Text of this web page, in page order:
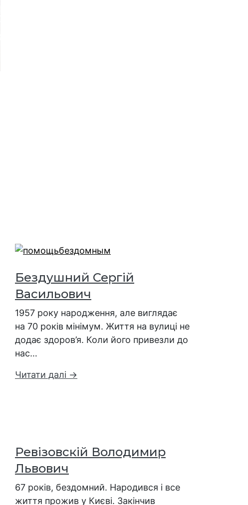
Бездушний Сергій
Васильович
1957 року народження, але виглядає
на 70 років мінімум. Життя на вулиці не
додає здоров’я. Коли його привезли до
нас…
Читати далі →
Ревізовскій Володимир
Львович
67 років, бездомний. Народився і все
життя прожив у Києві. Закінчив